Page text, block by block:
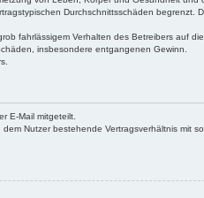
Durchschnittsschäden begrenzt.
fahrlässigem Verhalten des Betreibers auf
insbesondere entgangenen Gewinn.
E-Mail mitgeteilt.
Nutzer bestehende Vertragsverhältnis mit